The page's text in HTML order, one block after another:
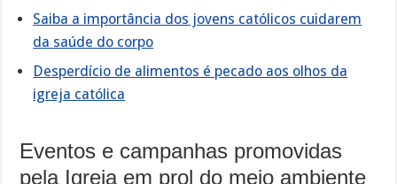
Saiba a importância dos jovens católicos cuidarem
da saúde do corpo
Desperdício de alimentos é pecado aos olhos da
igreja católica
Eventos e campanhas promovidas
pela Igreja em prol do meio ambiente